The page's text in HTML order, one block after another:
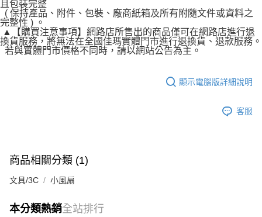
且包裝完整
( 保持產品、附件、包裝、廠商紙箱及所有附隨文件或資料之
完整性 ) 。
▲【購買注意事項】網路店所售出的商品僅可在網路店進行退
換貨服務，將無法在全國佳瑪實體門市進行退換貨、退款服務。
若與實體門市價格不同時，請以網站公告為主。
顯示電腦版詳細說明
客服
商品相關分類 (1)
文具/3C 小風扇
本分類熱銷全站排行